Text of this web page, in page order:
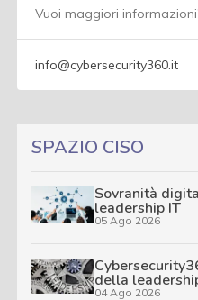
Vuoi maggiori
info@cybersecurity360.it
SPAZIO CISO
Sovranità
leadership IT
05 Ago 2026
della
04 Ago 2026